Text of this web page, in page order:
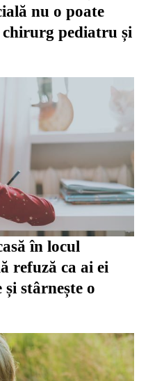
nu o poate
pediatru și
în locul
refuză ca ai ei
și stârnește o